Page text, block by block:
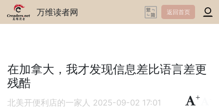
万维读者网 返回首页
在加拿大，我才发现信息差比语言差更
残酷
北美开便利店的一家人 2025-09-02 17:01
+